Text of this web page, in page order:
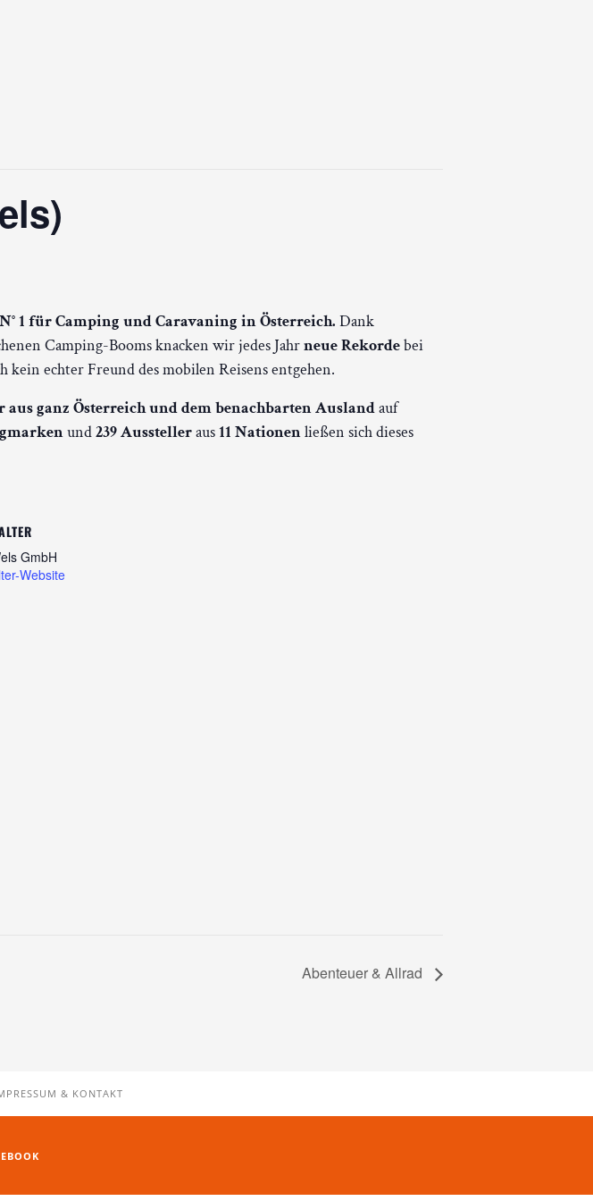
1 für Camping und Caravaning in Österreich. Dank
Camping-Booms knacken wir jedes Jahrneue Rekordebei
kein echter Freund des mobilen Reisens entgehen.
aus ganz Österreich und dem benachbarten Auslandauf
und239 Ausstelleraus11 Nationenließen sich dieses
GmbH
Website
Abenteuer & Allrad
& KONTAKT